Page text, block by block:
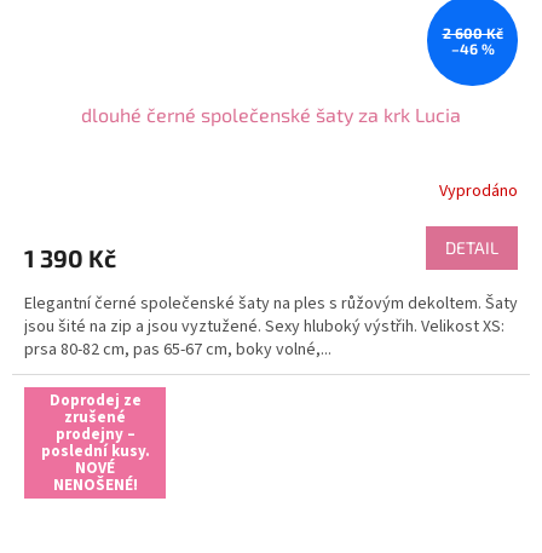
2 600 Kč
–46 %
dlouhé černé společenské šaty za krk Lucia
Vyprodáno
1 390 Kč DETAIL
Elegantní černé společenské šaty na ples s růžovým dekoltem. Šaty
jsou šité na zip a jsou vyztužené. Sexy hluboký výstřih. Velikost XS:
prsa 80-82 cm, pas 65-67 cm, boky volné,...
Doprodej ze
zrušené
prodejny –
poslední kusy.
NOVÉ
NENOŠENÉ!